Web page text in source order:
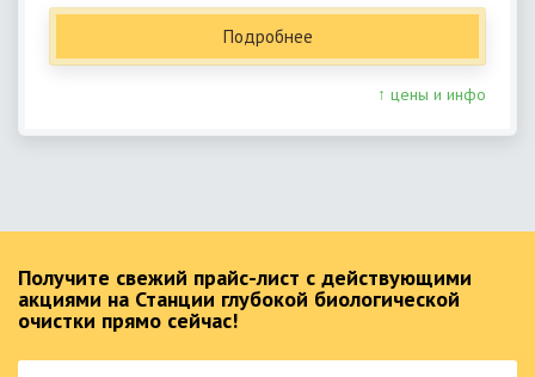
Подробнее
↑ цены и инфо
Получите свежий прайс-лист с действующими
акциями на Станции глубокой биологической
очистки прямо сейчас!